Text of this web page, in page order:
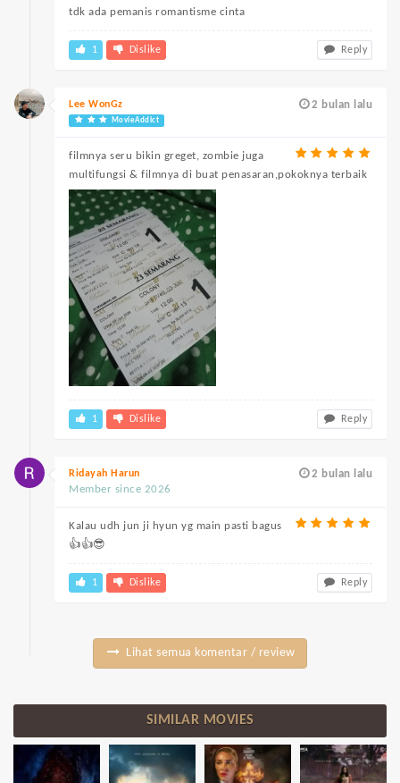
tdk ada pemanis romantisme cinta
1 Dislike Reply
2 bulan lalu
Lee WonGz
MovieAddict
filmnya seru bikin greget, zombie juga
multifungsi & filmnya di buat penasaran,pokoknya terbaik
1 Dislike Reply
2 bulan lalu
Ridayah Harun
Member since 2026
Kalau udh jun ji hyun yg main pasti bagus
👍👍😎
1 Dislike Reply
Lihat semua komentar / review
SIMILAR MOVIES